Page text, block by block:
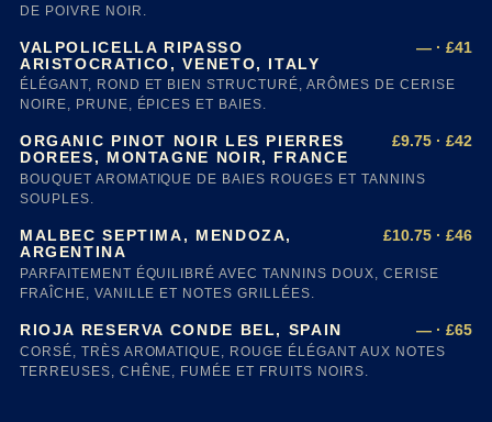
DE POIVRE NOIR.
VALPOLICELLA RIPASSO
ARISTOCRATICO, VENETO, ITALY
— · £41
ÉLÉGANT, ROND ET BIEN STRUCTURÉ, ARÔMES DE CERISE
NOIRE, PRUNE, ÉPICES ET BAIES.
ORGANIC PINOT NOIR LES PIERRES
DOREES, MONTAGNE NOIR, FRANCE
£9.75 · £42
BOUQUET AROMATIQUE DE BAIES ROUGES ET TANNINS
SOUPLES.
MALBEC SEPTIMA, MENDOZA,
ARGENTINA
£10.75 · £46
PARFAITEMENT ÉQUILIBRÉ AVEC TANNINS DOUX, CERISE
FRAÎCHE, VANILLE ET NOTES GRILLÉES.
RIOJA RESERVA CONDE BEL, SPAIN — · £65
CORSÉ, TRÈS AROMATIQUE, ROUGE ÉLÉGANT AUX NOTES
TERREUSES, CHÊNE, FUMÉE ET FRUITS NOIRS.